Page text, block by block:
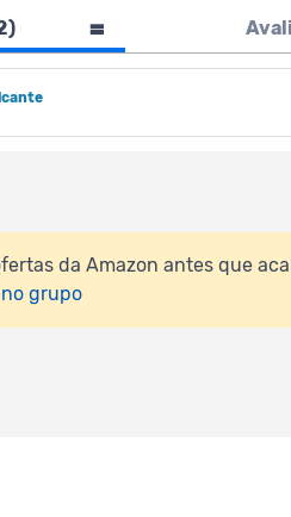
)
da Amazon antes que
grupo